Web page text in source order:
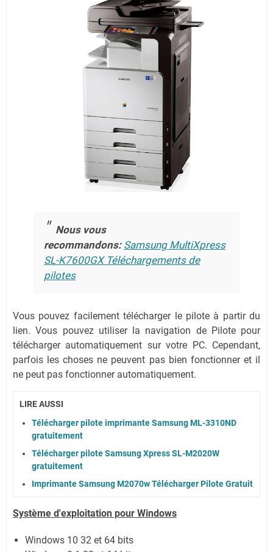
Nous vous
recommandons: Samsung MultiXpress
SL-K7600GX Téléchargements de
pilotes
Vous pouvez facilement télécharger le pilote à partir du
lien.Vous pouvez utiliser la navigation de Pilote pour
télécharger automatiquement sur votre PC. Cependant,
parfois les choses ne peuvent pas bien fonctionner et il
ne peut pas fonctionner automatiquement.
LIRE AUSSI
Télécharger pilote imprimante Samsung ML-3310ND
gratuitement
Télécharger pilote Samsung Xpress SL-M2020W
gratuitement
Imprimante Samsung M2070w Télécharger Pilote Gratuit
Système d'exploitation pour Windows
Windows 10 32 et 64 bits